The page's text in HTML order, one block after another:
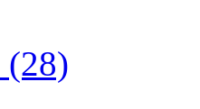
(28)